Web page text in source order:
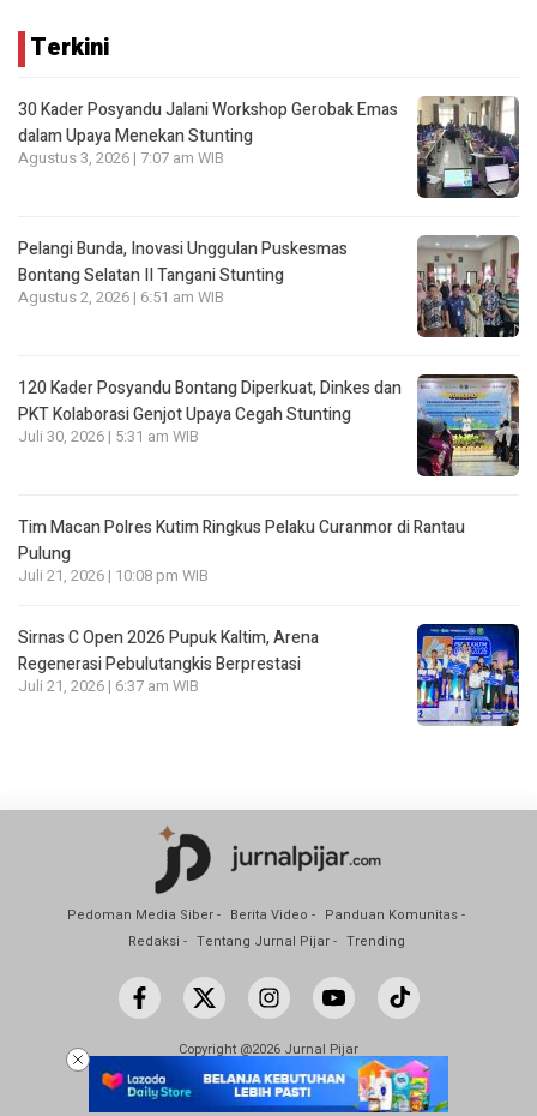
Terkini
30 Kader Posyandu Jalani Workshop Gerobak Emas
dalam Upaya Menekan Stunting
Agustus 3, 2026 | 7:07 am WIB
Pelangi Bunda, Inovasi Unggulan Puskesmas
Bontang Selatan II Tangani Stunting
Agustus 2, 2026 | 6:51 am WIB
120 Kader Posyandu Bontang Diperkuat, Dinkes dan
PKT Kolaborasi Genjot Upaya Cegah Stunting
Juli 30, 2026 | 5:31 am WIB
Tim Macan Polres Kutim Ringkus Pelaku Curanmor di Rantau
Pulung
Juli 21, 2026 | 10:08 pm WIB
Sirnas C Open 2026 Pupuk Kaltim, Arena
Regenerasi Pebulutangkis Berprestasi
Juli 21, 2026 | 6:37 am WIB
Pedoman Media Siber Berita Video
Panduan Komunitas
Redaksi
Tentang Jurnal Pijar Trending
Copyright @2026 Jurnal Pijar
All Rights Reserved